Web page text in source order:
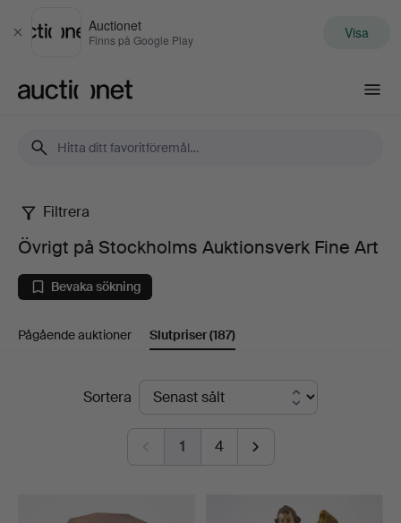
Stäng
Auctionet
Finns på Google Play Visa
Övrigt
på
Stockholms
Auktionsverk
Filtrera
Övrigt på Stockholms Auktionsverk Fine Art
Bevaka sökning
Pågående auktioner Slutpriser(187)
SlutpriserSortera
1 4